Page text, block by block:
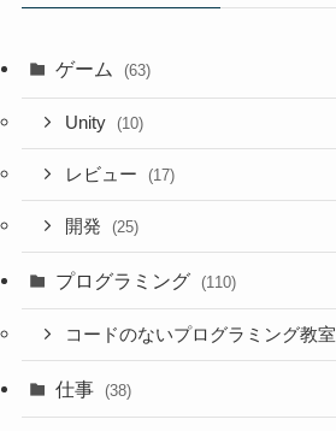
ゲーム (63)
Unity (10)
レビュー (17)
開発 (25)
プログラミング (110)
コードのないプログラミング教室
仕事 (38)